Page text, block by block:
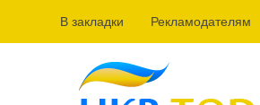
В закладки Рекламодателям